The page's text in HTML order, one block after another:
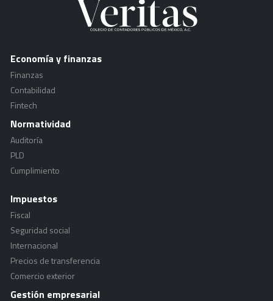
Economía y finanzas
Finanzas
Contabilidad
Fintech
Normatividad
Auditoría
PLD
Cumplimiento
Impuestos
Fiscal
Seguridad social
Internacional
Precios de transferencia
Comercio exterior
Gestión empresarial